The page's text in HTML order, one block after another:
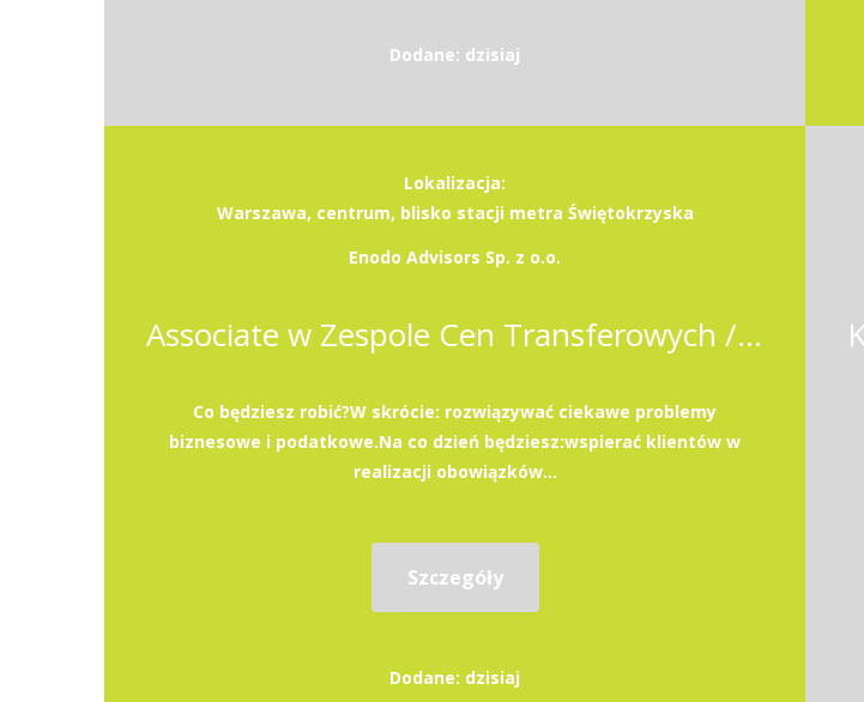
Dodane: dzisiaj
Lokalizacja:
Warszawa, centrum, blisko stacji metra Świętokrzyska
Enodo Advisors Sp. z o.o.
Associate w Zespole Cen Transferowych / Transfer Pricing Associate
Co będziesz robić?W skrócie: rozwiązywać ciekawe problemy
biznesowe i podatkowe.Na co dzień będziesz:wspierać klientów w
realizacji obowiązków...
Szczegóły
Dodane: dzisiaj